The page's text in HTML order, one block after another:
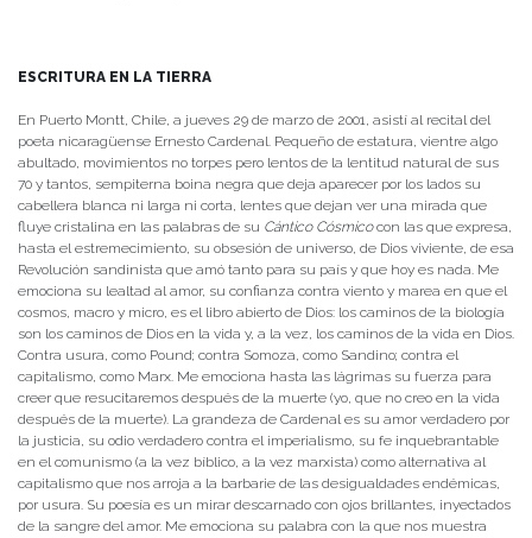
ESCRITURA EN LA TIERRA
En Puerto Montt, Chile, a jueves 29 de marzo de 2001, asistí al recital del
poeta nicaragüense Ernesto Cardenal. Pequeño de estatura, vientre algo
abultado, movimientos no torpes pero lentos de la lentitud natural de sus
70 y tantos, sempiterna boina negra que deja aparecer por los lados su
cabellera blanca ni larga ni corta, lentes que dejan ver una mirada que
fluye cristalina en las palabras de su Cántico Cósmicocon las que expresa,
hasta el estremecimiento, su obsesión de universo, de Dios viviente, de esa
Revolución sandinista que amó tanto para su país y que hoy es nada. Me
emociona su lealtad al amor, su confianza contra viento y marea en que el
cosmos, macro y micro, es el libro abierto de Dios: los caminos de la biología
son los caminos de Dios en la vida y, a la vez, los caminos de la vida en Dios.
Contra usura, como Pound; contra Somoza, como Sandino; contra el
capitalismo, como Marx. Me emociona hasta las lágrimas su fuerza para
creer que resucitaremos después de la muerte (yo, que no creo en la vida
después de la muerte). La grandeza de Cardenal es su amor verdadero por
la justicia, su odio verdadero contra el imperialismo, su fe inquebrantable
en el comunismo (a la vez bíblico, a la vez marxista) como alternativa al
capitalismo que nos arroja a la barbarie de las desigualdades endémicas,
por usura. Su poesía es un mirar descarnado con ojos brillantes, inyectados
de la sangre del amor. Me emociona su palabra con la que nos muestra